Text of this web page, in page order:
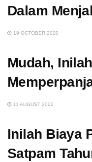
Dalam
19 OCTOBER 2020
Mudah,
11 AUGUST 2022
Inilah Biaya
Satpam